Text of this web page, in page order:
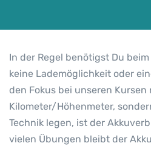
In der Regel benötigst Du
keine Lademöglichkeit oder
den Fokus bei unseren
Kilometer/Höhenmeter,
Technik legen, ist der
vielen Übungen bleibt der